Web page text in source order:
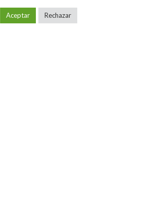
Aceptar Rechazar